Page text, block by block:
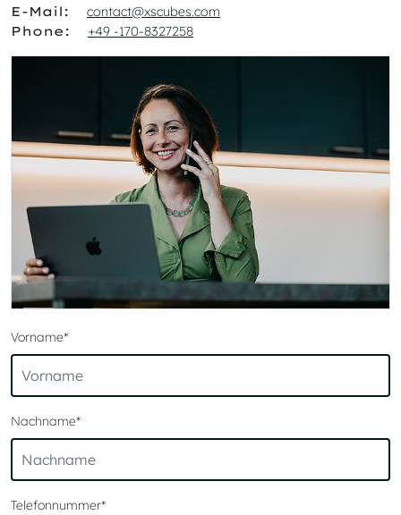
E-Mail:
contact@xscubes.com
Phone:
+49 -170-8327258
Vorname*
Nachname*
Telefonnummer*